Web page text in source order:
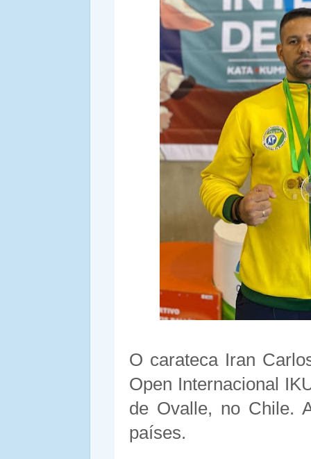
O carateca Iran
Open Internacional
de Ovalle, no Chile.
países.